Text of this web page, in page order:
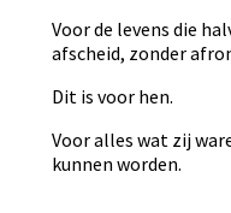
Voor de levens die
afscheid, zonder
Dit is voor hen.
Voor alles wat zij
kunnen worden.